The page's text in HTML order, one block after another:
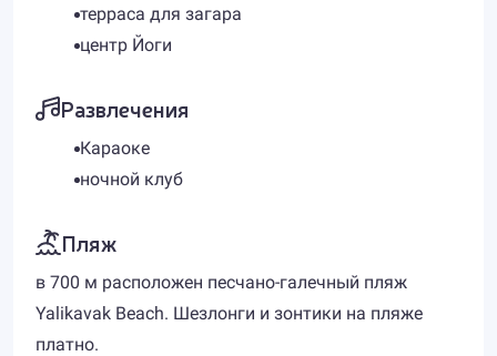
терраса для загара
центр Йоги
Развлечения
Караоке
ночной клуб
Пляж
в 700 м расположен песчано-галечный пляж
Yalikavak Beach. Шезлонги и зонтики на пляже
платно.